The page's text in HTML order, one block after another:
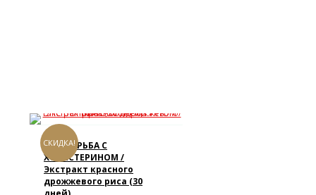
СКИДКА!
DHC БОРЬБА С
ХОЛЕСТЕРИНОМ /
Экстракт красного
дрожжевого риса (30